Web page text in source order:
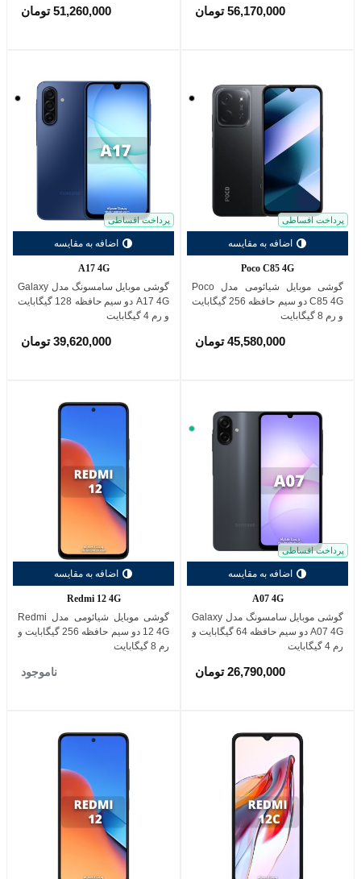
56,170,000 تومان 51,260,000 تومان
پرداخت اقساطی
اضافه به مقایسه
مشکی
Poco C85 4G
گوشی موبایل شیائومی مدل Poco
C85 4G دو سیم حافظه 256 گیگابایت
و رم 8 گیگابایت
45,580,000 تومان
پرداخت اقساطی
اضافه به مقایسه
A17 4G
گوشی موبایل سامسونگ مدل Galaxy
A17 4G دو سیم حافظه 128 گیگابایت
و رم 4 گیگابایت
39,620,000 تومان
پرداخت اقساطی
اضافه به مقایسه
سبز
A07 4G
گوشی موبایل سامسونگ مدل Galaxy
A07 4G دو سیم حافظه 64 گیگابایت و
رم 4 گیگابایت
26,790,000 تومان
اضافه به مقایسه
Redmi 12 4G
گوشی موبایل شیائومی مدل Redmi
12 4G دو سیم حافظه 256 گیگابایت و
رم 8 گیگابایت
ناموجود